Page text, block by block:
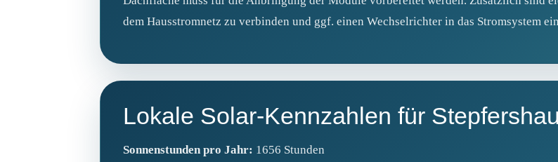
dem Hausstromnetz zu verbinden und ggf. einen Wechselrichter in das Stromsystem
Lokale Solar-Kennzahlen für
Sonnenstunden pro Jahr: 1656 Stunden